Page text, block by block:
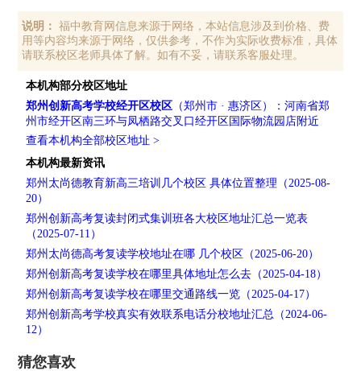
说明：
福中教育网信息来源于网络，本站信息涉及到价格、费
用等内容均来源于网络，仅供参考，不作为实际收费标准，具体
请联系校区老师具体了解。如有不妥，请联系客服处理。
本机构部分校区地址
郑州创新高考学校经开区校区 （郑州市 · 惠济区）：河南省郑
州市经开区南三环与凤栖路交叉口经开区国际物流园店附近
查看本机构全部校区地址 >
本机构最新资讯
郑州太尚德教育新高三培训几个校区 具体位置整理（2025-08-
20）
郑州创新高考复读封闭式集训班各大校区地址汇总一览表
（2025-07-11）
郑州太尚德高考复读学校地址在哪 几个校区（2025-06-20）
郑州创新高考复读学校在哪里具体地址怎么去（2025-04-18）
郑州创新高考复读学校在哪里交通路线一览（2025-04-17）
郑州创新高考学校真实有效联系电话分校地址汇总（2024-06-
12）
猜您喜欢